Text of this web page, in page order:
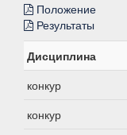
Положение
Результаты
Дисциплина
конкур
конкур